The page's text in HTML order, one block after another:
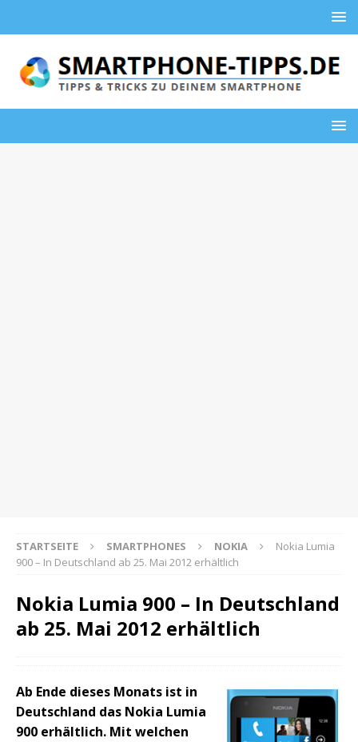
STARTSEITE SMARTPHONES NOKIA
Nokia Lumia
900 – In Deutschland ab 25. Mai 2012 erhältlich
Nokia Lumia 900 – In Deutschland
ab 25. Mai 2012 erhältlich
Ab Ende dieses Monats ist in
Deutschland das Nokia Lumia
900 erhältlich. Mit welchen